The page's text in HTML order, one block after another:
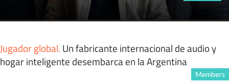
Jugador global. Un fabricante internacional de audio y
hogar inteligente desembarca en la Argentina
Members